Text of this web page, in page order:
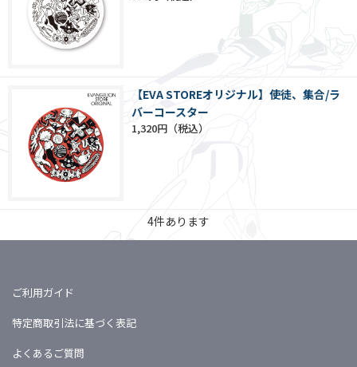
【EVA STOREオリジナル】使徒、集合/ラ
バーコースター
1,320円
4件あります
ご利用ガイド
特定商取引法に基づく表記
よくあるご質問